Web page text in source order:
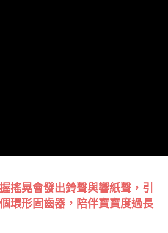
搖晃會發出鈴聲與響紙聲，引
環形固齒器，陪伴寶寶度過長